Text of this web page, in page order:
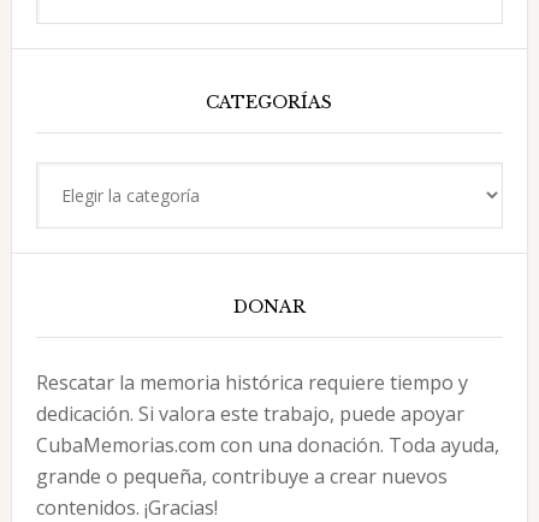
CATEGORÍAS
DONAR
Rescatar la memoria histórica requiere tiempo y
dedicación. Si valora este trabajo, puede apoyar
CubaMemorias.com con una donación. Toda ayuda,
grande o pequeña, contribuye a crear nuevos
contenidos. ¡Gracias!